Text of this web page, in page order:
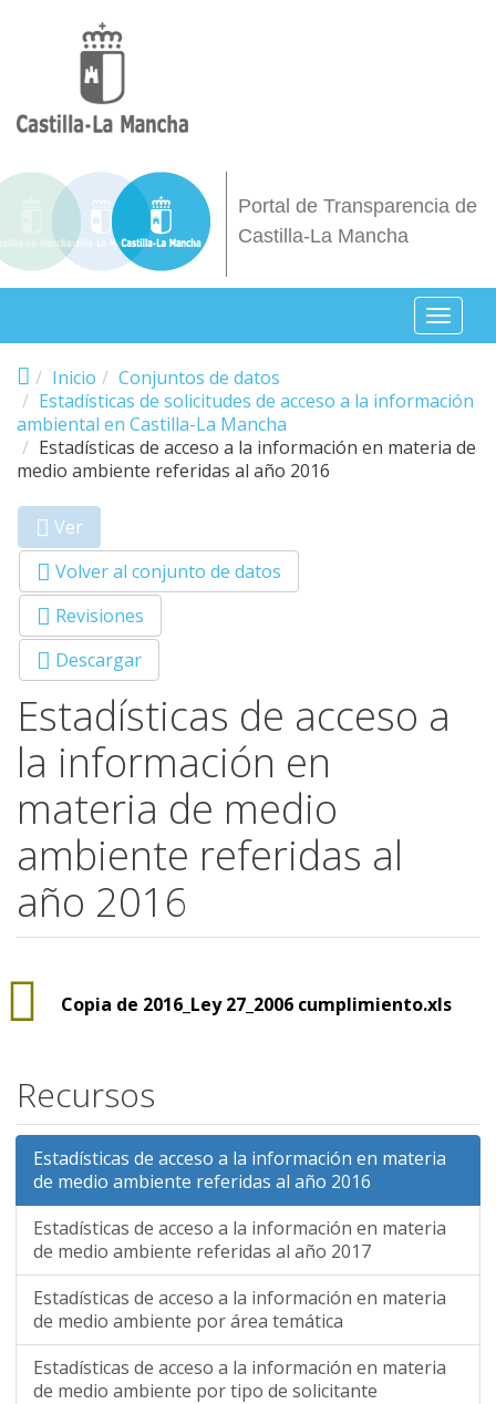
Portal de Transparencia de
Castilla-La Mancha
Toggle
Inicio
Conjuntos de datos
Estadísticas de solicitudes de acceso a la información
ambiental en Castilla-La Mancha
Estadísticas de acceso a la información en materia de
medio ambiente referidas al año 2016
Primary tabs
Ver
activa)
Volver al conjunto de datos
Revisiones
Descargar
Estadísticas de acceso a
la información en
materia de medio
ambiente referidas al
año 2016
Copia de 2016_Ley 27_2006 cumplimiento.xls
Recursos
Estadísticas de acceso a la información en materia
de medio ambiente referidas al año 2016
Estadísticas de acceso a la información en materia
de medio ambiente referidas al año 2017
Estadísticas de acceso a la información en materia
de medio ambiente por área temática
Estadísticas de acceso a la información en materia
de medio ambiente por tipo de solicitante